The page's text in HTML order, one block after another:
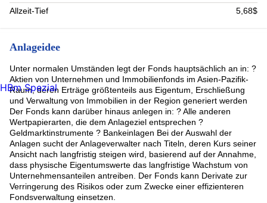
Allzeit-Tief
5,68$
Anlageidee
Unter normalen Umständen legt der Fonds hauptsächlich an in: ?
Aktien von Unternehmen und Immobilienfonds im Asien-Pazifik-
Raum, deren Erträge größtenteils aus Eigentum, Erschließung
und Verwaltung von Immobilien in der Region generiert werden
Der Fonds kann darüber hinaus anlegen in: ? Alle anderen
Wertpapierarten, die dem Anlageziel entsprechen ?
Geldmarktinstrumente ? Bankeinlagen Bei der Auswahl der
Anlagen sucht der Anlageverwalter nach Titeln, deren Kurs seiner
Ansicht nach langfristig steigen wird, basierend auf der Annahme,
dass physische Eigentumswerte das langfristige Wachstum von
Unternehmensanteilen antreiben. Der Fonds kann Derivate zur
Verringerung des Risikos oder zum Zwecke einer effizienteren
Fondsverwaltung einsetzen.
HBm Spezial